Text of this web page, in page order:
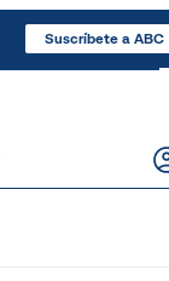
Suscríbete a ABC